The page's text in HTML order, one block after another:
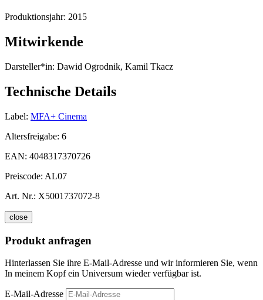
Produktionsjahr: 2015
Mitwirkende
Darsteller*in: Dawid Ogrodnik, Kamil Tkacz
Technische Details
Label: MFA+ Cinema
Altersfreigabe: 6
EAN: 4048317370726
Preiscode: AL07
Art. Nr.: X5001737072-8
close
Produkt anfragen
Hinterlassen Sie ihre E-Mail-Adresse und wir informieren Sie, wenn
In meinem Kopf ein Universum wieder verfügbar ist.
E-Mail-Adresse